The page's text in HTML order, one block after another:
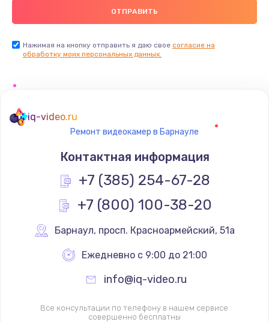
Нажимая на кнопку отправить я даю свое согласие на
обработку моих персональных данных.
iq-video.ru
Ремонт видеокамер в Барнауле
Контактная информация
+7 (385) 254-67-28
+7 (800) 100-38-20
Барнаул, просп. Красноармейский, 51а
Ежедневно с 9:00 до 21:00
info@iq-video.ru
Все консультации по телефону в нашем сервисе
совершенно бесплатны